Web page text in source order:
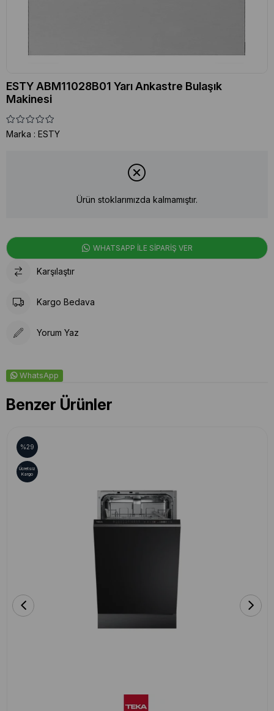
ESTY ABM11028B01 Yarı Ankastre Bulaşık
Makinesi
Marka : ESTY
Ürün stoklarımızda kalmamıştır.
WHATSAPP İLE SİPARİŞ VER
Karşılaştır
Kargo Bedava
Yorum Yaz
WhatsApp
Benzer Ürünler
%29
Ücretsiz
Kargo